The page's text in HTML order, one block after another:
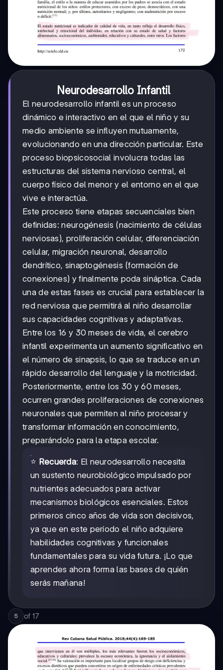
Neurodesarrollo Infantil
El neurodesarrollo infantil es un proceso
dinámico e interactivo en el que el niño y su
medio ambiente se influyen mutuamente,
evolucionando en una dirección particular. Este
proceso biopsicosocial involucra todas las
estructuras del sistema nervioso central, el
cuerpo físico del menor y el entorno en el que
vive e interactúa.
Este proceso tiene etapas secuenciales bien
definidas: neurogénesis (nacimiento de células
nerviosas), proliferación celular, diferenciación
celular, migración neuronal, desarrollo
dendrítico, sinaptogénesis (formación de
conexiones) y finalmente poda sináptica. Cada
una de estas fases es crucial para establecer la
red nerviosa que permitirá al niño desarrollar
sus capacidades cognitivas y adaptativas.
Entre los 16 y 30 meses de vida, el cerebro
infantil experimenta un aumento significativo en
el número de sinapsis, lo que se traduce en un
rápido desarrollo del lenguaje y la motricidad.
Posteriormente, entre los 30 y 60 meses,
ocurren grandes proliferaciones de conexiones
neuronales que permiten al niño procesar y
transformar información en conocimiento,
preparándolo para la etapa escolar.
⭐ Recuerda: El neurodesarrollo necesita
un sustento neurobiológico impulsado por
nutrientes adecuados para activar
mecanismos biológicos esenciales. Estos
primeros cinco años de vida son decisivos,
ya que en este período el niño adquiere
habilidades cognitivas y funcionales
fundamentales para su vida futura. ¡Lo que
aprendes ahora forma las bases de quién
serás mañana!
5 of 17